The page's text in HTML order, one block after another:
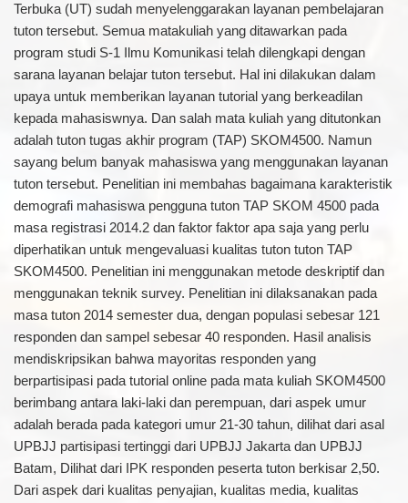
Terbuka (UT) sudah menyelenggarakan layanan pembelajaran
tuton tersebut. Semua matakuliah yang ditawarkan pada
program studi S-1 Ilmu Komunikasi telah dilengkapi dengan
sarana layanan belajar tuton tersebut. Hal ini dilakukan dalam
upaya untuk memberikan layanan tutorial yang berkeadilan
kepada mahasiswnya. Dan salah mata kuliah yang ditutonkan
adalah tuton tugas akhir program (TAP) SKOM4500. Namun
sayang belum banyak mahasiswa yang menggunakan layanan
tuton tersebut. Penelitian ini membahas bagaimana karakteristik
demografi mahasiswa pengguna tuton TAP SKOM 4500 pada
masa registrasi 2014.2 dan faktor faktor apa saja yang perlu
diperhatikan untuk mengevaluasi kualitas tuton tuton TAP
SKOM4500. Penelitian ini menggunakan metode deskriptif dan
menggunakan teknik survey. Penelitian ini dilaksanakan pada
masa tuton 2014 semester dua, dengan populasi sebesar 121
responden dan sampel sebesar 40 responden. Hasil analisis
mendiskripsikan bahwa mayoritas responden yang
berpartisipasi pada tutorial online pada mata kuliah SKOM4500
berimbang antara laki-laki dan perempuan, dari aspek umur
adalah berada pada kategori umur 21-30 tahun, dilihat dari asal
UPBJJ partisipasi tertinggi dari UPBJJ Jakarta dan UPBJJ
Batam, Dilihat dari IPK responden peserta tuton berkisar 2,50.
Dari aspek dari kualitas penyajian, kualitas media, kualitas